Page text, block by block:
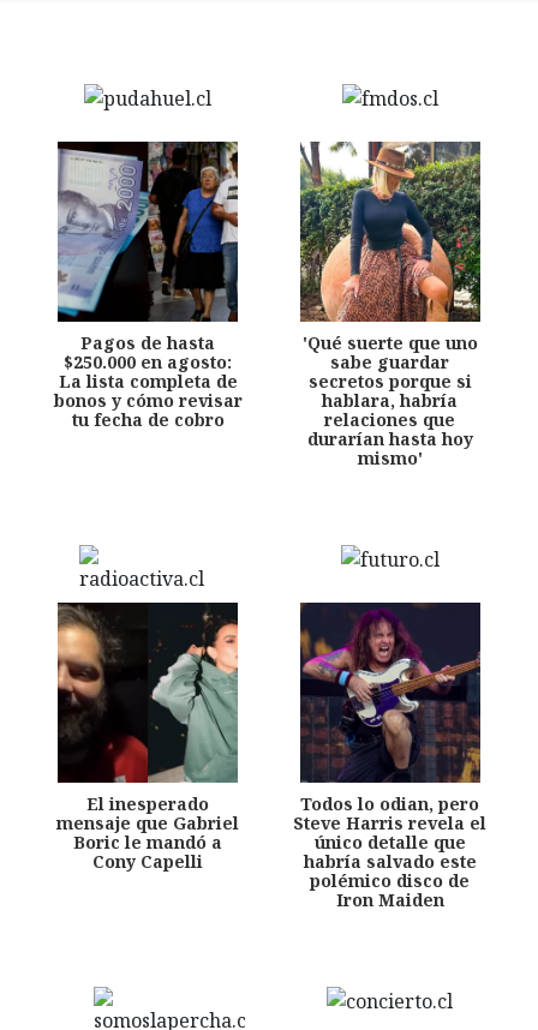
Pagos de hasta
$250.000 en agosto:
La lista completa de
bonos y cómo revisar
tu fecha de cobro
'Qué suerte que uno
sabe guardar
secretos porque si
hablara, habría
relaciones que
durarían hasta hoy
mismo'
El inesperado
mensaje que Gabriel
Boric le mandó a
Cony Capelli
Todos lo odian, pero
Steve Harris revela el
único detalle que
habría salvado este
polémico disco de
Iron Maiden